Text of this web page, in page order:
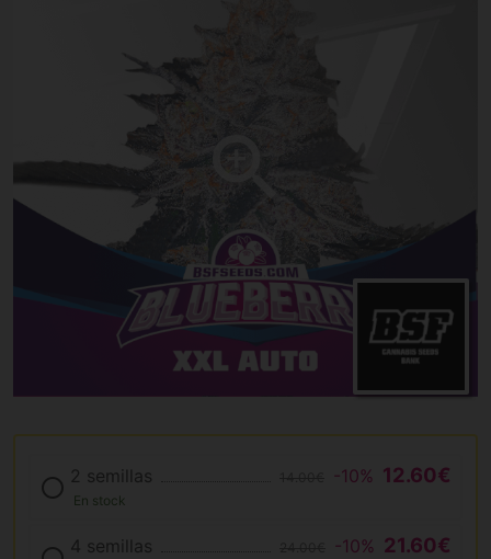
2 semillas -10% 12.60€
En stock
4 semillas -10% 21.60€